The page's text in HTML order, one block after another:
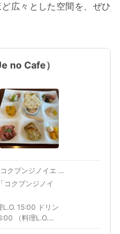
広々とした空間を、ぜひ
no Cafe）
東京都国分寺市本町3-8-15 コクブンジノイエ 6F 屋上
コクブンジノイ
15:00 ドリン
（料理L.O.